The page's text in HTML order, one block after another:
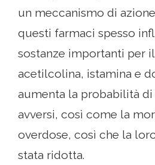
un meccanismo di
questi farmaci spesso
sostanze importanti per
acetilcolina, istamina e
aumenta la probabilità
avversi, così come la
overdose, così che la
stata ridotta.